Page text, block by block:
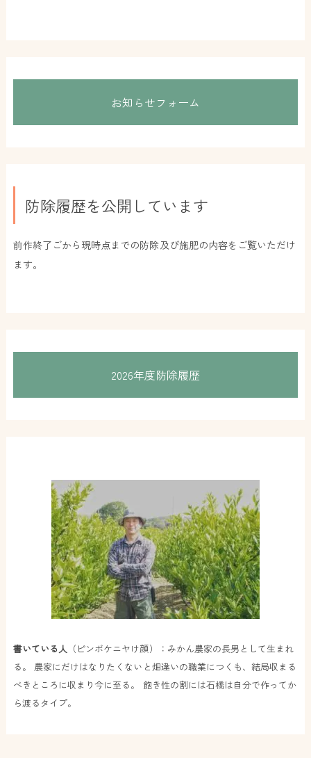
お知らせフォーム
防除履歴を公開しています
前作終了ごから現時点までの防除及び施肥の内容をご覧いただけ
ます。
2026年度防除履歴
書いている人 （ピンボケニヤけ顔）：みかん農家の長男として生まれ
る。 農家にだけはなりたくないと畑違いの職業につくも、結局収まる
べきところに収まり今に至る。 飽き性の割には石橋は自分で作ってか
ら渡るタイプ。